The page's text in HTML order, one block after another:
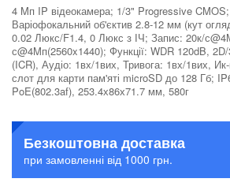
4 Mп IP відеокамера; 1/3" Progressive
Варіофокальний об'єктив 2.8-12 мм (кут
0.02 Люкс/F1.4, 0 Люкс з ІЧ; Запис: 20к/
с@4Mп(2560x1440); Функції: WDR 120dB,
(ICR), Аудіо: 1вх/1вих, Тривога: 1вх/1вих,
слот для карти пам'яті microSD до 128 Гб;
PoE(802.3af), 253.4х86х71.7 мм, 580г
Безкоштовна доставка
при замовленні від 1000 грн.